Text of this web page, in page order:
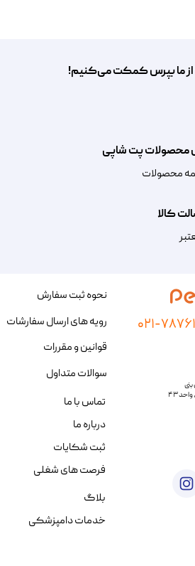
کالا
محصولات پت شاپی
محصولات
از ما بپرس کمکت می‌کنیم!
۷۸۷۶۱۰۰۰
نحوه ثبت سفارش
رویه های ارسال سفارشات
قوانین و مقررات
سوالات متداول
تماس با ما
درباره ما
ثبت شکایات
فرصت های شغلی
بلاگ
خدمات دامپزشکی